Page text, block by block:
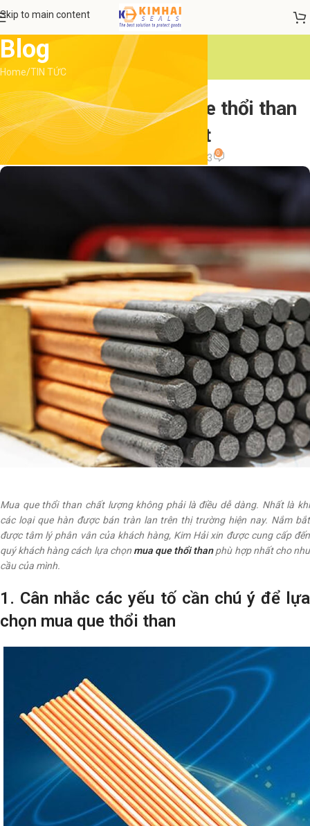
Skip to main content
Blog
Home TIN TỨC
Cách lựa chọn mua que thổi than
phù hợp nhất
On 9 Tháng 3, 2023 0
Mua que thổi than chất lượng không phải là điều dễ dàng. Nhất là khi
các loại que hàn được bán tràn lan trên thị trường hiện nay. Nắm bắt
được tâm lý phân vân của khách hàng, Kim Hải xin được cung cấp đến
quý khách hàng cách lựa chọn mua que thổi thanphù hợp nhất cho nhu
cầu của mình.
1. Cân nhắc các yếu tố cần chú ý để lựa
chọn mua que thổi than